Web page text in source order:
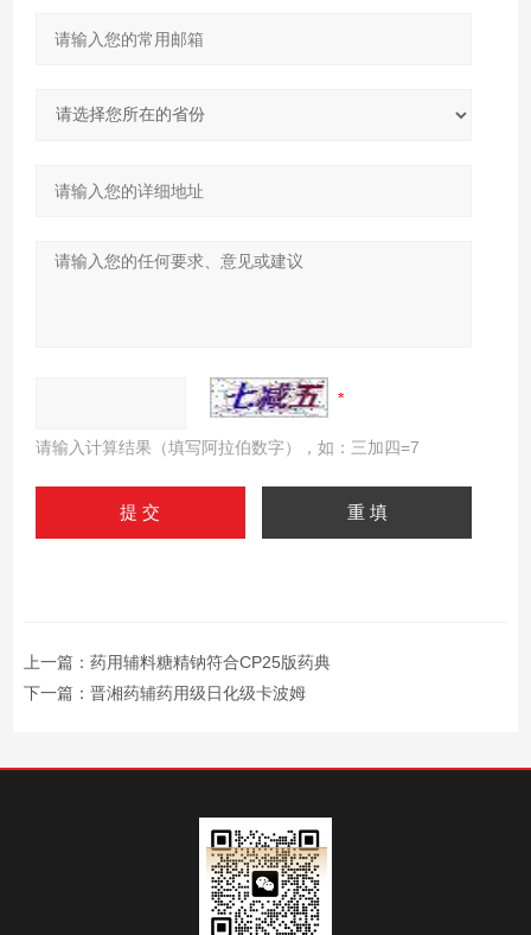
请输入计算结果（填写阿拉伯数字），如：三加四=7
上一篇： 药用辅料糖精钠符合CP25版药典
下一篇： 晋湘药辅药用级日化级卡波姆